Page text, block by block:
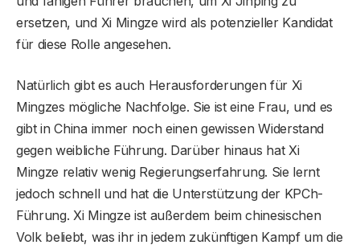
ersetzen, und Xi Mingze wird als potenzieller Kandidat
für diese Rolle angesehen.
Natürlich gibt es auch Herausforderungen für Xi
Mingzes mögliche Nachfolge. Sie ist eine Frau, und es
gibt in China immer noch einen gewissen Widerstand
gegen weibliche Führung. Darüber hinaus hat Xi
Mingze relativ wenig Regierungserfahrung. Sie lernt
jedoch schnell und hat die Unterstützung der KPCh-
Führung. Xi Mingze ist außerdem beim chinesischen
Volk beliebt, was ihr in jedem zukünftigen Kampf um die